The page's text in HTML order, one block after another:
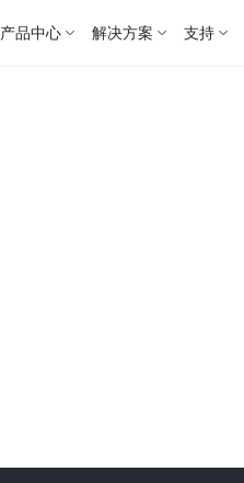
产品中心 解决方案 支持